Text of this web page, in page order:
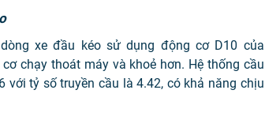
xe đầu kéo sử dụng động cơ D10 của
chạy thoát máy và khoẻ hơn. Hệ thống cầu
với tỷ số truyền cầu là 4.42, có khả năng chịu